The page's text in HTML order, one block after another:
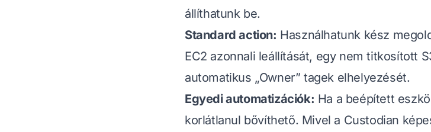
állíthatunk be.
Standard action: Használhatunk kész
EC2 azonnali leállítását, egy nem titkosított
automatikus „Owner” tagek elhelyezését.
Egyedi automatizációk: Ha a beépített
korlátlanul bővíthető. Mivel a Custodian